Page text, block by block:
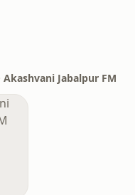
Akashvani Jabalpur FM